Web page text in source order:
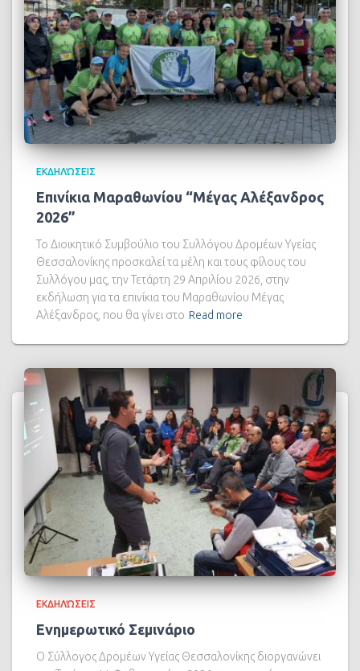
ΕΚΔΗΛΏΣΕΙΣ
Επινίκια Μαραθωνίου “Μέγας Αλέξανδρος
2026”
Το Διοικητικό Συμβούλιο του Συλλόγου Δρομέων Υγείας
Θεσσαλονίκης προσκαλεί τα μέλη και τους φίλους του
Συλλόγου μας, την Τετάρτη 29 Απριλίου 2026, στην
εκδήλωση για τα επινίκια του Μαραθωνίου Μέγας
Αλέξανδρος, που θα γίνει στο Read more
ΕΚΔΗΛΏΣΕΙΣ
Ενημερωτικό Σεμινάριο
Ο Σύλλογος Δρομέων Υγείας Θεσσαλονίκης διοργανώνει